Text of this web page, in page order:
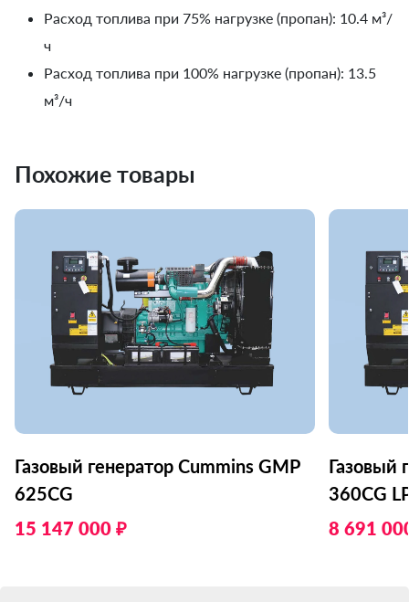
Расход топлива при 75% нагрузке (пропан): 10.4 м³/
ч
Расход топлива при 100% нагрузке (пропан): 13.5
м³/ч
Похожие товары
Газовый генератор Cummins GMP
625CG
15 147 000 ₽
Газовый
360CG
8 691